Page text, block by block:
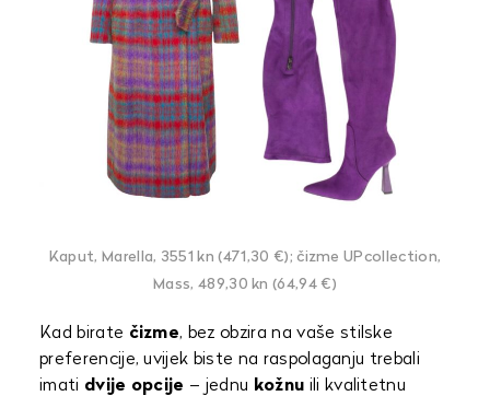
Kaput, Marella, 3551 kn (471,30 €); čizme UPcollection,
Mass, 489,30 kn (64,94 €)
Kad birate čizme, bez obzira na vaše stilske
preferencije, uvijek biste na raspolaganju trebali
imati dvije opcije – jednu kožnu ili kvalitetnu